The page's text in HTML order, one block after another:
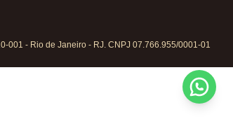
001 - Rio de Janeiro - RJ. CNPJ 07.766.955/0001-01